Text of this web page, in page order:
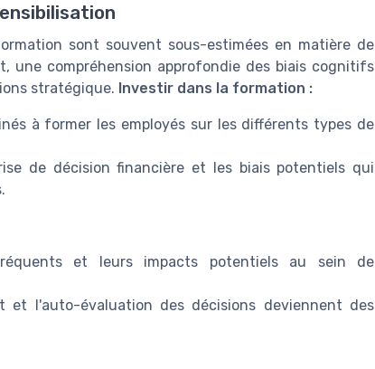
sont souvent sous-estimées en matière de
compréhension approfondie des biais cognitifs
stratégique. Investir dans la formation :
à former les employés sur les différents types de
de décision financière et les biais potentiels qui
et leurs impacts potentiels au sein de
et l'auto-évaluation des décisions deviennent des